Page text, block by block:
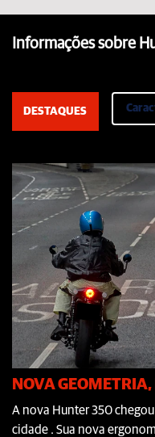
Informações sobre
DESTAQUES
NOVA
A nova Hunter 350
cidade . Sua nova